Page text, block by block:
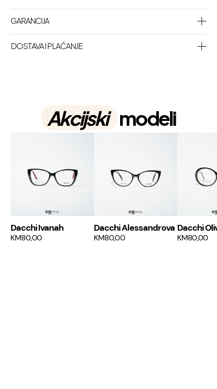
GARANCIJA
DOSTAVA I PLAĆANJE
Akcijski modeli
Dacchi Ivanah
KM80,00
Dacchi Alessandrova
KM80,00
Dacchi
KM80,00